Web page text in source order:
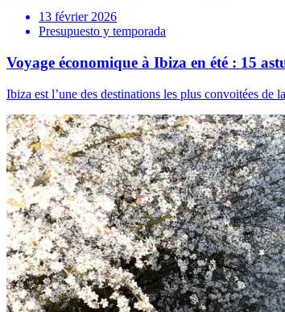
13 février 2026
Presupuesto y temporada
Voyage économique à Ibiza en été : 15
Ibiza est l’une des destinations les plus convoitées